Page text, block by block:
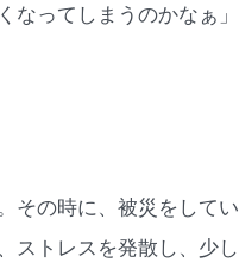
ってしまうのかなぁ」
その時に、被災をしてい
ストレスを発散し、少し